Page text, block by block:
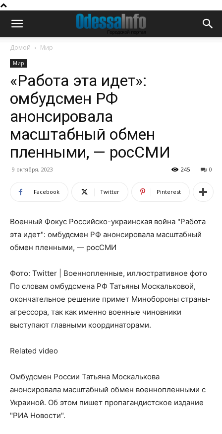
Домой Мир
Мир
«Работа эта идет»:
омбудсмен РФ
анонсировала
масштабный обмен
пленными, — росСМИ
9 октября, 2023 0
245
Facebook Twitter Pinterest
Военный Фокус Российско-украинская война "Работа
эта идет": омбудсмен РФ анонсировала масштабный
обмен пленными, — росСМИ
Фото: Twitter | Военнопленные, иллюстративное фото
По словам омбудсмена РФ Татьяны Москальковой,
окончательное решение примет Минобороны страны-
агрессора, так как именно военные чиновники
выступают главными координаторами.
Related video
Омбудсмен России Татьяна Москалькова
анонсировала масштабный обмен военнопленными с
Украиной. Об этом пишет пропагандистское издание
"РИА Новости".